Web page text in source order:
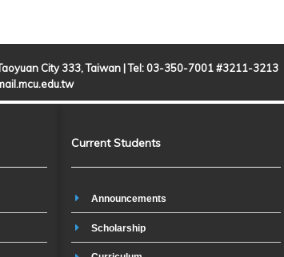
City 333, Taiwan | Tel: 03-350-7001 #3211-3213
Current Students
Announcements
Scholarship